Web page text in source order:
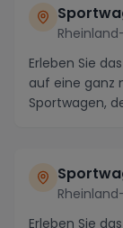
Erleben Sie
auf eine ganz
Sportwagen,
Erleben Sie